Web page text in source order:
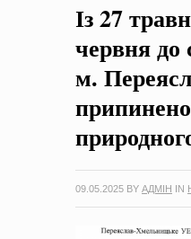
на період 2018 – 2020
0 Коментарів
Із 27
червня до
м.
09.05.2025 BY АДМІН IN